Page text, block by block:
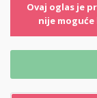
Ovaj oglas je
nije